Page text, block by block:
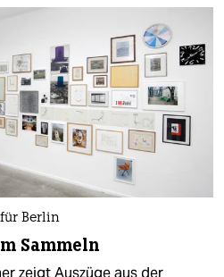
Berlin
Sammeln
zeigt Auszüge aus der